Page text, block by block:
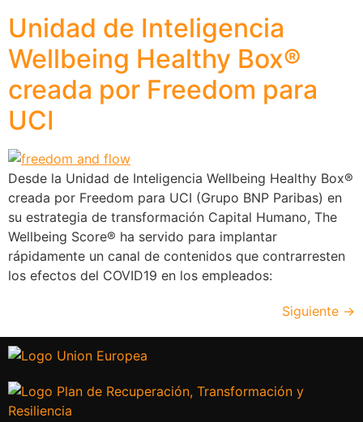
Unidad de Inteligencia
Wellbeing Healthy Box®
creada por Freedom para
UCI
Desde la Unidad de Inteligencia Wellbeing Healthy Box®
creada por Freedom para UCI (Grupo BNP Paribas) en
su estrategia de transformación Capital Humano, The
Wellbeing Score® ha servido para implantar
rápidamente un canal de contenidos que contrarresten
los efectos del COVID19 en los empleados:
Siguiente →